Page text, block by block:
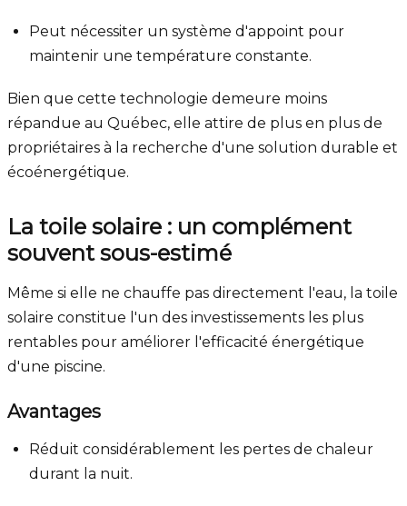
Peut nécessiter un système d'appoint pour
maintenir une température constante.
Bien que cette technologie demeure moins
répandue au Québec, elle attire de plus en plus de
propriétaires à la recherche d'une solution durable et
écoénergétique.
La toile solaire : un complément
souvent sous-estimé
Même si elle ne chauffe pas directement l'eau, la toile
solaire constitue l'un des investissements les plus
rentables pour améliorer l'efficacité énergétique
d'une piscine.
Avantages
Réduit considérablement les pertes de chaleur
durant la nuit.